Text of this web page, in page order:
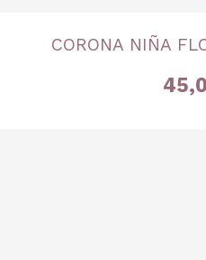
CORONA NIÑA